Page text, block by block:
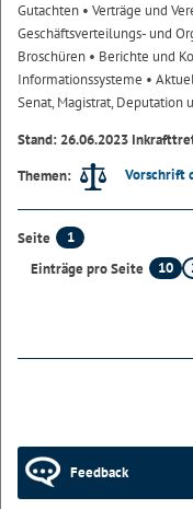
Gutachten • Verträge und
Geschäftsverteilungs- und
Broschüren • Berichte und
Informationssysteme •
Senat, Magistrat, Deputation
Stand: 26.06.2023
Themen:
Vorschrift
Seite
1
Einträge pro Seite
10
Feedback